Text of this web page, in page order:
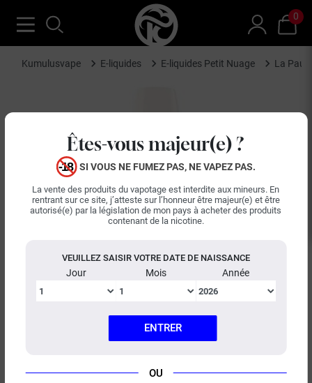
Êtes-vous majeur(e) ?
SI VOUS NE FUMEZ PAS, NE VAPEZ PAS.
La vente des produits du vapotage est interdite aux mineurs. En
rentrant sur ce site, j’atteste sur l’honneur être majeur(e) et être
autorisé(e) par la législation de mon pays à acheter des produits
contenant de la nicotine.
VEUILLEZ SAISIR VOTRE DATE DE NAISSANCE
Jour Mois Année
ENTRER
OU
0
Kumulusvape E-liquides E-liquides Petit Nuage La